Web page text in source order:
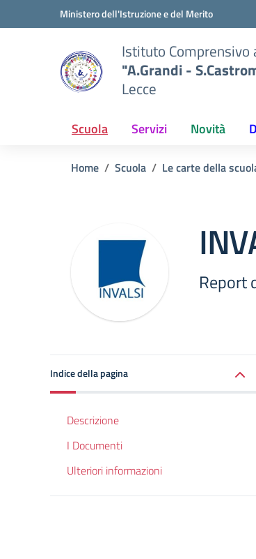
Vai ai contenuti
Vai al menu di navigazioneMinistero dell'Istruzione e del Merito
Istituto Comprensivo
"A.Grandi -
Lecce
Scuola Servizi Novità
Home Scuola Le carte della
Report
Indice della pagina
Descrizione
I Documenti
Ulteriori informazioni